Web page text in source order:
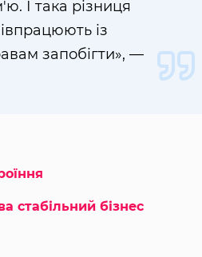
І така різниця
із
запобігти», —
стабільний бізнес